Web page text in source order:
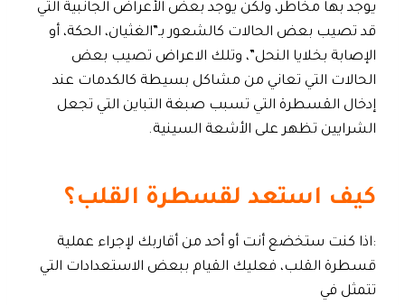
يوجد بها مخاطر، ولكن يوجد بعض الأعراض الجانبية التي
قد تصيب بعض الحالات كالشعور بـ”الغثيان، الحكة، أو
الإصابة بخلايا النحل”، وتلك الاعراض تصيب بعض
الحالات التي تعاني من مشاكل بسيطة كالكدمات عند
إدخال القسطرة التي تسبب صبغة التباين التي تجعل
الشرايين تظهر على الأشعة السينية.
كيف استعد لقسطرة القلب؟
:اذا كنت ستخضع أنت أو أحد من أقاربك لإجراء عملية
قسطرة القلب، فعليك القيام ببعض الاستعدادات التي
تتمثل في